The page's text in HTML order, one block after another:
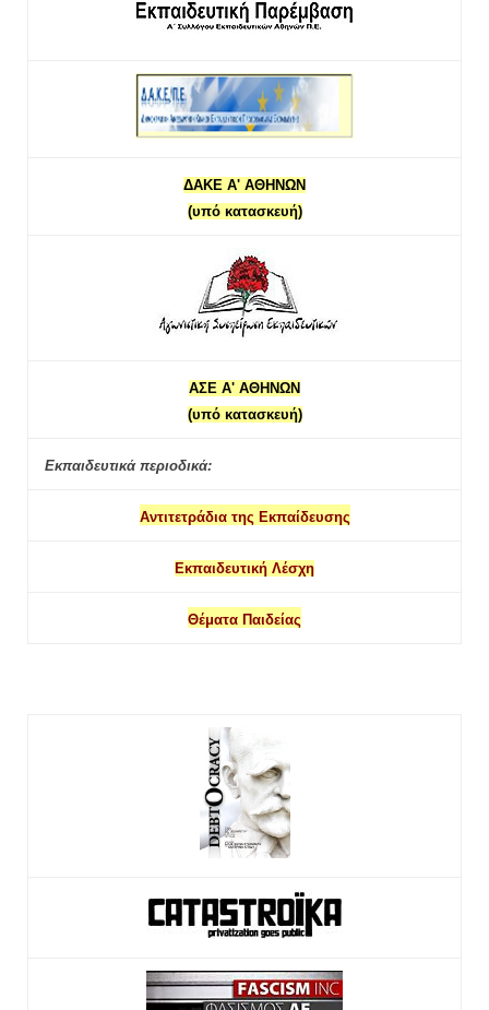
ΔΑΚΕ Α' ΑΘΗΝΩΝ
(υπό κατασκευή)
ΑΣΕ Α' ΑΘΗΝΩΝ
(υπό κατασκευή)
Εκπαιδευτικά περιοδικά:
Αντιτετράδια της Εκπαίδευσης
Εκπαιδευτική Λέσχη
Θέματα Παιδείας